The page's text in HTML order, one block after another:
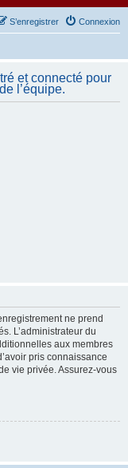
Connexion
S’enregistrer
et connecté pour
l’équipe.
ne prend
L’administrateur du
aux membres
pris connaissance
vie privée. Assurez-vous